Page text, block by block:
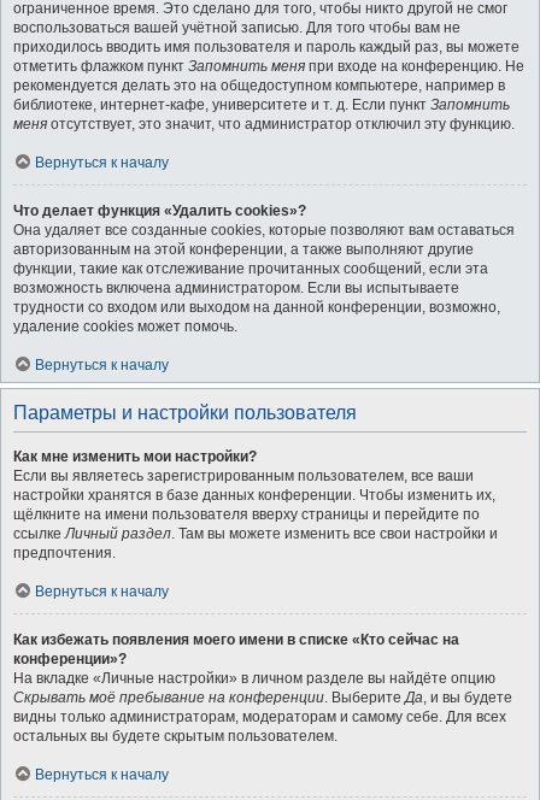
ограниченное время. Это сделано для того, чтобы никто другой не смог
воспользоваться вашей учётной записью. Для того чтобы вам не
приходилось вводить имя пользователя и пароль каждый раз, вы можете
отметить флажком пункт Запомнить меня при входе на конференцию. Не
рекомендуется делать это на общедоступном компьютере, например в
библиотеке, интернет-кафе, университете и т. д. Если пункт Запомнить
меня отсутствует, это значит, что администратор отключил эту функцию.
Вернуться к началу
Что делает функция «Удалить cookies»?
Она удаляет все созданные cookies, которые позволяют вам оставаться
авторизованным на этой конференции, а также выполняют другие
функции, такие как отслеживание прочитанных сообщений, если эта
возможность включена администратором. Если вы испытываете
трудности со входом или выходом на данной конференции, возможно,
удаление cookies может помочь.
Вернуться к началу
Параметры и настройки пользователя
Как мне изменить мои настройки?
Если вы являетесь зарегистрированным пользователем, все ваши
настройки хранятся в базе данных конференции. Чтобы изменить их,
щёлкните на имени пользователя вверху страницы и перейдите по
ссылкеЛичный раздел. Там вы можете изменить все свои настройки и
предпочтения.
Вернуться к началу
Как избежать появления моего имени в списке «Кто сейчас на
конференции»?
На вкладке «Личные настройки» в личном разделе вы найдёте опцию
Скрывать моё пребывание на конференции. ВыберитеДа, и вы будете
видны только администраторам, модераторам и самому себе. Для всех
остальных вы будете скрытым пользователем.
Вернуться к началу